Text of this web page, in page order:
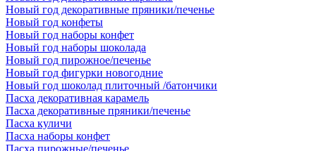
Новый год декоративные пряники/печенье
Новый год конфеты
Новый год наборы конфет
Новый год наборы шоколада
Новый год пирожное/печенье
Новый год фигурки новогодние
Новый год шоколад плиточный /батончики
Пасха декоративная карамель
Пасха декоративные пряники/печенье
Пасха куличи
Пасха наборы конфет
Пасха пирожные/печенье